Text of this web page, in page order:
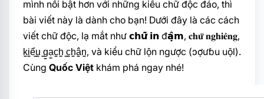
mình nổi bật hơn với những kiểu chữ độc đáo, thì
bài viết này là dành cho bạn! Dưới đây là các cách
viết chữ độc, lạ mắt như 𝗰𝗵𝘂̛̃ 𝗶𝗻 đ𝗮̣̂𝗺, 𝐜𝐡𝐮̛̃ 𝐧𝐠𝐡𝐢𝐞̂𝐧𝐠,
k̳i̳ể̳u̳ ̳g̳ạ̳c̳h̳ ̳c̳h̳â̳n̳, và kiểu chữ lộn ngược (ɔợưɓu uộl).
Cùng Quốc Việt khám phá ngay nhé!